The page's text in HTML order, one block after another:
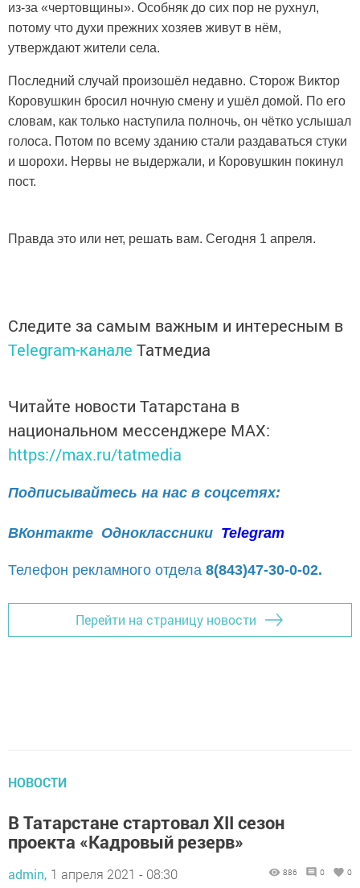
из-за «чертовщины». Особняк до сих пор не рухнул,
потому что духи прежних хозяев живут в нём,
утверждают жители села.
Последний случай произошёл недавно. Сторож Виктор
Коровушкин бросил ночную смену и ушёл домой. По его
словам, как только наступила полночь, он чётко услышал
голоса. Потом по всему зданию стали раздаваться стуки
и шорохи. Нервы не выдержали, и Коровушкин покинул
пост.
Правда это или нет, решать вам. Сегодня 1 апреля.
Следите за самым важным и интересным в
Telegram-канале Татмедиа
Читайте новости Татарстана в
национальном мессенджере MАХ:
https://max.ru/tatmedia
Подписывайтесь на нас в соцсетях:
ВКонтакте Одноклассники Telegram
Телефон рекламного отдела 8(843)47-30-0-02.
Перейти на страницу новости
НОВОСТИ
В Татарстане стартовал XII сезон
проекта «Кадровый резерв»
admin, 1 апреля 2021 - 08:30 886 0 0